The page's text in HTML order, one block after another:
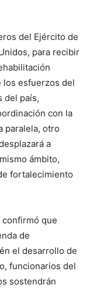
del Ejército de
para recibir
los esfuerzos del
del país,
con la
paralela, otro
a
ámbito,
fortalecimiento
confirmó que
de
el desarrollo de
funcionarios del
sostendrán